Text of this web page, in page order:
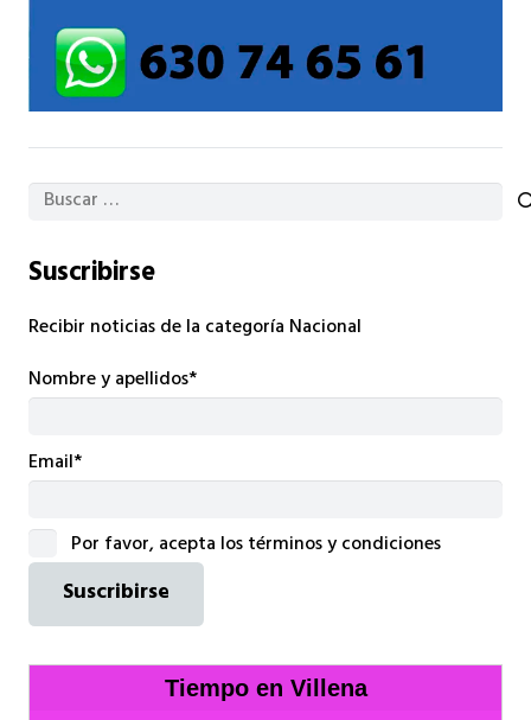
Buscar:
Suscribirse
Recibir noticias de la categoría Nacional
Nombre y apellidos*
Email*
Por favor, acepta los términos y condiciones
Tiempo en Villena